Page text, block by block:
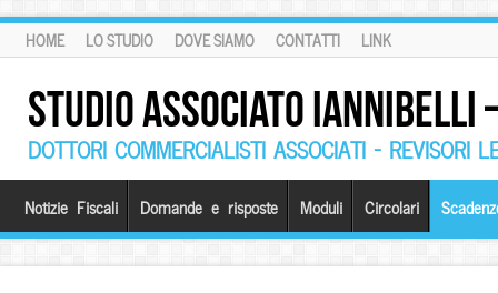
HOME LO STUDIO DOVE SIAMO CONTATTI LINK
STUDIO ASSOCIATO
DOTTORI COMMERCIALISTI ASSOCIATI – REVISORI
Notizie Fiscali Domande e risposte Moduli Circolari